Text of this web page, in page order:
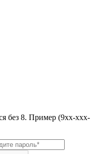
без 8. Пример (9хх-ххх-